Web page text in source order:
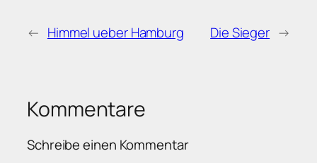
← Himmel ueber Hamburg Die Sieger →
Kommentare
Schreibe einen Kommentar